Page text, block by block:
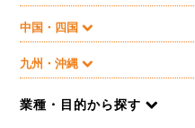
中国・四国
九州・沖縄
業種・目的から探す